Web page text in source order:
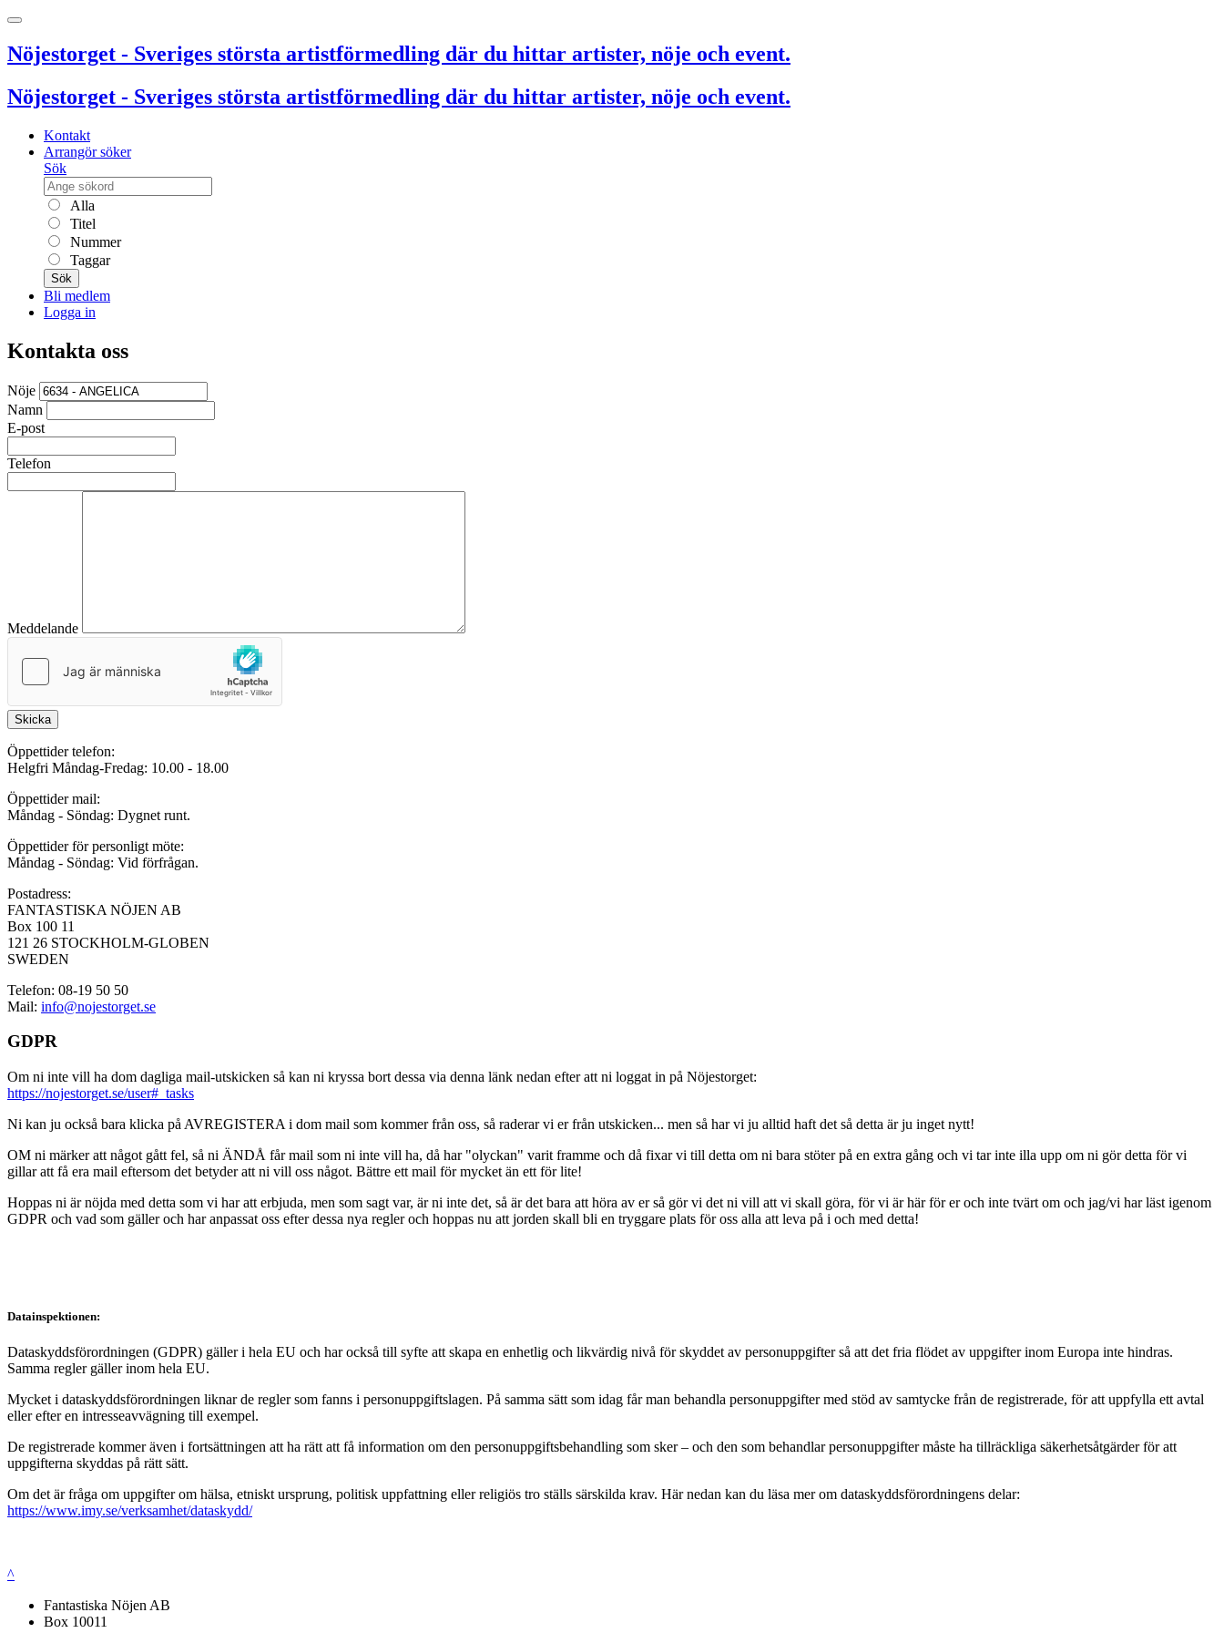
Nöjestorget - Sveriges största artistförmedling där du hittar artister, nöje och event.
Nöjestorget - Sveriges största artistförmedling där du hittar artister, nöje och event.
Kontakt
Arrangör söker
Sök
Alla
Titel
Nummer
Taggar
Sök
Bli medlem
Logga in
Kontakta oss
Nöje
Namn
E-post
Telefon
Meddelande
Skicka
Öppettider telefon:
Helgfri Måndag-Fredag: 10.00 - 18.00
Öppettider mail:
Måndag - Söndag: Dygnet runt.
Öppettider för personligt möte:
Måndag - Söndag: Vid förfrågan.
Postadress:
FANTASTISKA NÖJEN AB
Box 100 11
121 26 STOCKHOLM-GLOBEN
SWEDEN
Telefon: 08-19 50 50
Mail: info@nojestorget.se
GDPR
Om ni inte vill ha dom dagliga mail-utskicken så kan ni kryssa bort dessa via denna länk nedan efter att ni loggat in på Nöjestorget:
https://nojestorget.se/user#_tasks
Ni kan ju också bara klicka på AVREGISTERA i dom mail som kommer från oss, så raderar vi er från utskicken... men så har vi ju alltid haft det så detta är ju inget nytt!
OM ni märker att något gått fel, så ni ÄNDÅ får mail som ni inte vill ha, då har "olyckan" varit framme och då fixar vi till detta om ni bara stöter på en extra gång och vi tar inte illa upp om ni gör detta för vi
gillar att få era mail eftersom det betyder att ni vill oss något. Bättre ett mail för mycket än ett för lite!
Hoppas ni är nöjda med detta som vi har att erbjuda, men som sagt var, är ni inte det, så är det bara att höra av er så gör vi det ni vill att vi skall göra, för vi är här för er och inte tvärt om och jag/vi har läst igenom
GDPR och vad som gäller och har anpassat oss efter dessa nya regler och hoppas nu att jorden skall bli en tryggare plats för oss alla att leva på i och med detta!
Datainspektionen:
Dataskyddsförordningen (GDPR) gäller i hela EU och har också till syfte att skapa en enhetlig och likvärdig nivå för skyddet av personuppgifter så att det fria flödet av uppgifter inom Europa inte hindras.
Samma regler gäller inom hela EU.
Mycket i dataskyddsförordningen liknar de regler som fanns i personuppgiftslagen. På samma sätt som idag får man behandla personuppgifter med stöd av samtycke från de registrerade, för att uppfylla ett avtal
eller efter en intresseavvägning till exempel.
De registrerade kommer även i fortsättningen att ha rätt att få information om den personuppgiftsbehandling som sker – och den som behandlar personuppgifter måste ha tillräckliga säkerhetsåtgärder för att
uppgifterna skyddas på rätt sätt.
Om det är fråga om uppgifter om hälsa, etniskt ursprung, politisk uppfattning eller religiös tro ställs särskilda krav. Här nedan kan du läsa mer om dataskyddsförordningens delar:
https://www.imy.se/verksamhet/dataskydd/
^
Fantastiska Nöjen AB
Box 10011